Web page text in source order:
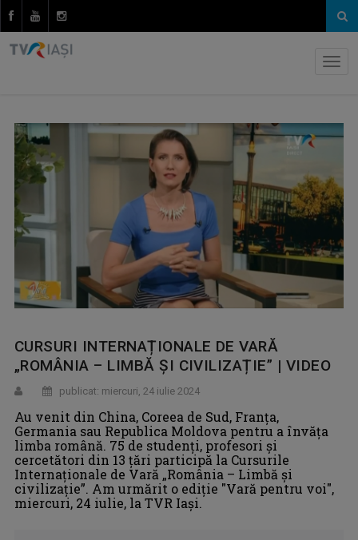
CURSURI INTERNAȚIONALE DE VARĂ
„ROMÂNIA – LIMBĂ ȘI CIVILIZAȚIE” | VIDEO
publicat: miercuri, 24 iulie 2024
Au venit din China, Coreea de Sud, Franța,
Germania sau Republica Moldova pentru a învăța
limba română. 75 de studenți, profesori și
cercetători din 13 țări participă la Cursurile
Internaționale de Vară „România – Limbă și
civilizație”. Am urmărit o ediție "Vară pentru voi",
miercuri, 24 iulie, la TVR Iași.